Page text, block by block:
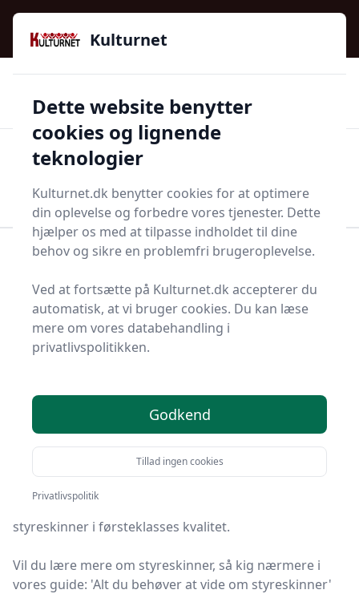
Kulturnet - Alt Det Gode I Livet | Din Kulturguide Siden
2016
97 kategorier 👍Kun godkendte butikker
Start søgning
Bolig og indretning Møbler
Bedste styreskinner
2025 - sammenlign 9
produkter
Find de bedste styreskinner på Kulturnet! Vi har
udvalgt 9 top-produkter, så du er sikret kvalitet og
værdi.
På vores liste finder du både de de bedste tilbud på
styreskinne i 2025, produkter med gratis levering og
styreskinner i førsteklasses kvalitet.
Vil du lære mere om styreskinner, så kig nærmere i
vores guide: 'Alt du behøver at vide om styreskinner'
Kulturnet
Dette website benytter
cookies og lignende
teknologier
Kulturnet.dk benytter cookies for at optimere
din oplevelse og forbedre vores tjenester. Dette
hjælper os med at tilpasse indholdet til dine
behov og sikre en problemfri brugeroplevelse.
Ved at fortsætte på Kulturnet.dk accepterer du
automatisk, at vi bruger cookies. Du kan læse
mere om vores databehandling i
privatlivspolitikken.
Godkend
Tillad ingen cookies
Privatlivspolitik